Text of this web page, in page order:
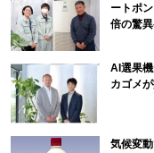
ートポ
倍の驚
AI選果
カゴメ
気候変